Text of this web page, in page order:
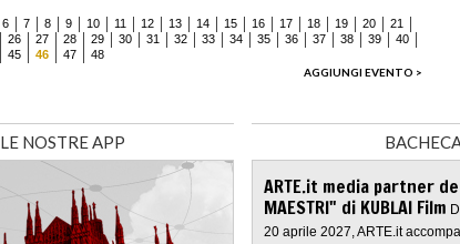
6 7 8 9 10 11 12 13 14 15 16 17 18 19 20
21
26 27 28 29 30 31 32 33 34 35 36 37 38 39
40
45 46 47
48
AGGIUNGI EVENTO >
LE NOSTRE APP
ARTE.it media partner de
MAESTRI" di KUBLAI Film
20 aprile 2027, ARTE.it